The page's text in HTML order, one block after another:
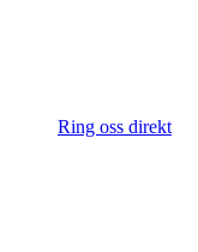
Ring oss direkt